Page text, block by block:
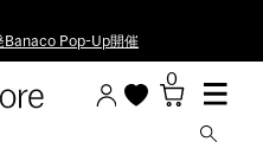
Banaco Pop-Up開催
0